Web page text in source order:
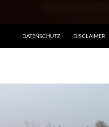
DATENSCHUTZ DISCLAIMER